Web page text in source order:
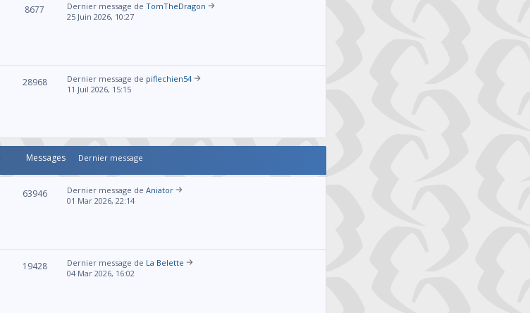
8677 Dernier message de TomTheDragon
25 Juin 2026, 10:27
28968 Dernier message de piflechien54
11 Juil 2026, 15:15
Messages Dernier message
63946 Dernier message de Aniator
01 Mar 2026, 22:14
19428 Dernier message de La Belette
04 Mar 2026, 16:02